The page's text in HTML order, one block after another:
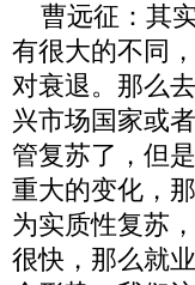
曹远征：其
有很大的不同
对衰退。那么
兴市场国家或
管复苏了，但
重大的变化，
为实质性复苏
很快，那么就